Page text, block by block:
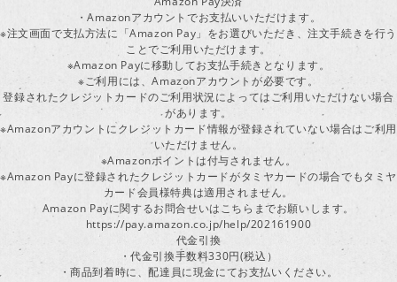
・Amazonアカウントでお支払いいただけます。
※注文画面で支払方法に「Amazon Pay」をお選びいただき、注文手続きを行う
ことでご利用いただけます。
※Amazon Payに移動してお支払手続きとなります。
※ご利用には、Amazonアカウントが必要です。
登録されたクレジットカードのご利用状況によってはご利用いただけない場合
があります。
※Amazonアカウントにクレジットカード情報が登録されていない場合はご利用
いただけません。
※Amazonポイントは付与されません。
※Amazon Payに登録されたクレジットカードがタミヤカードの場合でもタミヤ
カード会員様特典は適用されません。
Amazon Payに関するお問合せいはこちらまでお願いします。
https://pay.amazon.co.jp/help/202161900
代金引換
・代金引換手数料330円(税込）
・商品到着時に、配達員に現金にてお支払いください。